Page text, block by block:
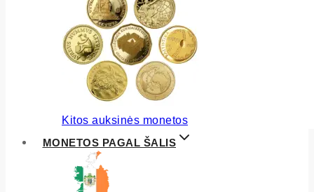
Kitos auksinės monetos
MONETOS PAGAL ŠALIS